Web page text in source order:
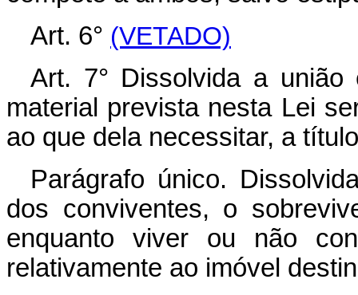
Art. 6° (VETADO)
Art. 7° Dissolvida a
material prevista nesta Lei
ao que dela necessitar, a
Parágrafo único.
dos conviventes, o
enquanto viver ou não
relativamente ao imóvel